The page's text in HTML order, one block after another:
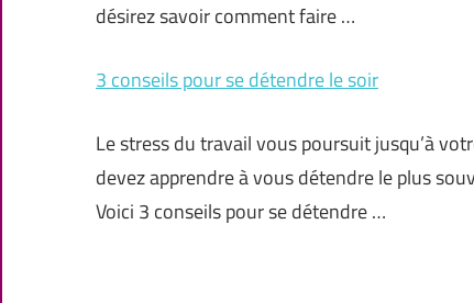
désirez savoir comment faire …
3 conseils pour se détendre le soir
Le stress du travail vous poursuit jusqu’à
devez apprendre à vous détendre le plus
Voici 3 conseils pour se détendre …